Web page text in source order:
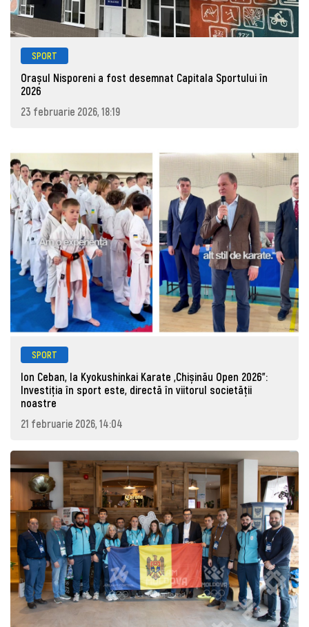
SPORT
Orașul Nisporeni a fost desemnat Capitala Sportului în
2026
23 februarie 2026, 18:19
SPORT
Ion Ceban, la Kyokushinkai Karate „Chișinău Open 2026”:
Investiția în sport este, directă în viitorul societății
noastre
21 februarie 2026, 14:04